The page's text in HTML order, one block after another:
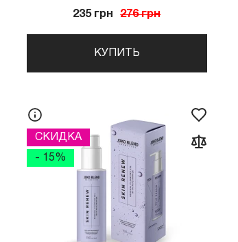
235 грн 276 грн
КУПИТЬ
СКИДКА
- 15%